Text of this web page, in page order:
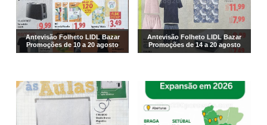
Antevisão Folheto LIDL Bazar
Promoções de 10 a 20 agosto
Antevisão Folheto LIDL Bazar
Promoções de 14 a 20 agosto